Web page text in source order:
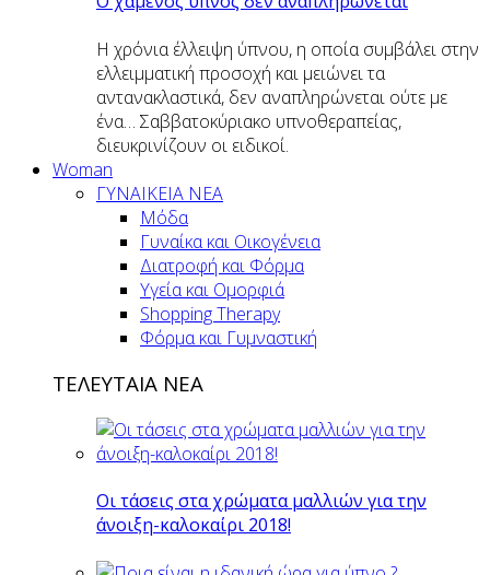
Η χρόνια έλλειψη ύπνου, η οποία συμβάλει στην
ελλειμματική προσοχή και μειώνει τα
αντανακλαστικά, δεν αναπληρώνεται ούτε με
ένα… Σαββατοκύριακο υπνοθεραπείας,
διευκρινίζουν οι ειδικοί.
Woman
ΓΥΝΑΙΚΕΙΑ ΝΕΑ
Μόδα
Γυναίκα και Οικογένεια
Διατροφή και Φόρμα
Υγεία και Ομορφιά
Shopping Therapy
Φόρμα και Γυμναστική
ΤΕΛΕΥΤΑΙΑ ΝΕΑ
Οι τάσεις στα χρώματα μαλλιών για την
άνοιξη-καλοκαίρι 2018!